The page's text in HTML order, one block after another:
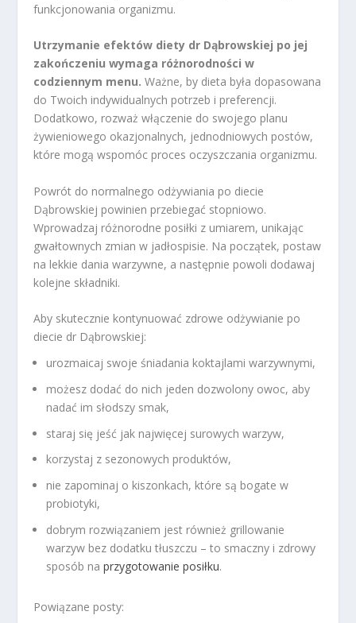
funkcjonowania organizmu.
Utrzymanie efektów diety dr Dąbrowskiej po jej
zakończeniu wymaga różnorodności w
codziennym menu. Ważne, by dieta była dopasowana
do Twoich indywidualnych potrzeb i preferencji.
Dodatkowo, rozważ włączenie do swojego planu
żywieniowego okazjonalnych, jednodniowych postów,
które mogą wspomóc proces oczyszczania organizmu.
Powrót do normalnego odżywiania po diecie
Dąbrowskiej powinien przebiegać stopniowo.
Wprowadzaj różnorodne posiłki z umiarem, unikając
gwałtownych zmian w jadłospisie. Na początek, postaw
na lekkie dania warzywne, a następnie powoli dodawaj
kolejne składniki.
Aby skutecznie kontynuować zdrowe odżywianie po
diecie dr Dąbrowskiej:
urozmaicaj swoje śniadania koktajlami warzywnymi,
możesz dodać do nich jeden dozwolony owoc, aby
nadać im słodszy smak,
staraj się jeść jak najwięcej surowych warzyw,
korzystaj z sezonowych produktów,
nie zapominaj o kiszonkach, które są bogate w
probiotyki,
dobrym rozwiązaniem jest również grillowanie
warzyw bez dodatku tłuszczu – to smaczny i zdrowy
sposób naprzygotowanie posiłku.
Powiązane posty: